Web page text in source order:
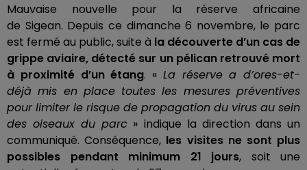
Mauvaise nouvelle pour la réserve africaine
de Sigean. Depuis ce dimanche 6 novembre, le parc
est fermé au public, suite à la découverte d’un cas de
grippe aviaire, détecté sur un pélican retrouvé mort
à proximité d’un étang. « La réserve a d’ores-et-
déjà mis en place toutes les mesures préventives
pour limiter le risque de propagation du virus au sein
des oiseaux du parc » indique la direction dans un
communiqué. Conséquence, les visites ne sont plus
possibles pendant minimum 21 jours, soit une